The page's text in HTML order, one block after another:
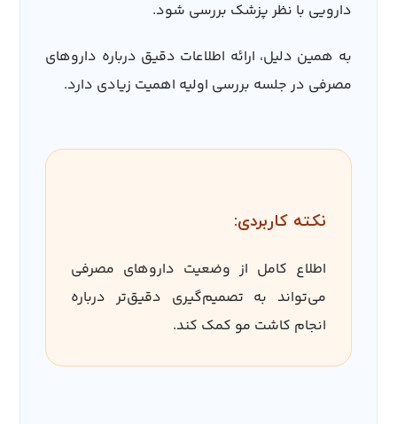
دارویی با نظر پزشک بررسی شود.
به همین دلیل، ارائه اطلاعات دقیق درباره داروهای
مصرفی در جلسه بررسی اولیه اهمیت زیادی دارد.
نکته کاربردی:
اطلاع کامل از وضعیت داروهای مصرفی
می‌تواند به تصمیم‌گیری دقیق‌تر درباره
انجام کاشت مو کمک کند.